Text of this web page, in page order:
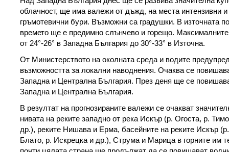
облачност, ще има валежи от дъжд, на места интензивни
гръмотевични бури. Възможни са градушки. В източната
времето ще е предимно слънчево и горещо.
от 24°-26° в Западна България до 30°-33° в Източна.
От Министерството на околната среда и водите
възможността за локални наводнения. Очаква се
Западна и Централна България. През деня ще се
Западна и Централна България.
В резултат на прогнозираните валежи се очакват
нивата на реките западно от река Искър (р. Огоста, р.
др.), реките Нишава и Ерма, басейните на реките Искър
Блато, р. Искрецка и др.), Струма и Марица в горните им